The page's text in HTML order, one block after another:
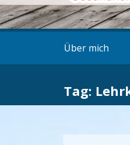
Über mich
Tag: